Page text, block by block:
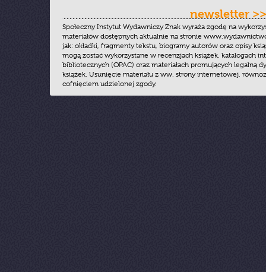
newsletter >>
Społeczny Instytut Wydawniczy Znak wyraża zgodę na
materiałów dostępnych aktualnie na stronie
jak: okładki, fragmenty tekstu, biogramy autorów oraz opisy
mogą zostać wykorzystane w recenzjach książek, katalogach
bibliotecznych (OPAC) oraz materiałach promujących legalną
książek. Usunięcie materiału z ww. strony internetowej,
cofnięciem udzielonej zgody.